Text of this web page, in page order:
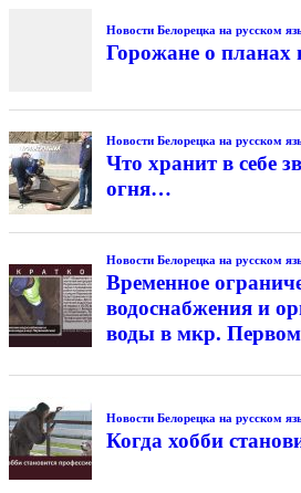
Новости Белорецка на русском
Горожане о планах
Новости Белорецка на русском
Что хранит в себе
огня…
Новости Белорецка на русском
Временное
водоснабжения и
воды в мкр.
Новости Белорецка на русском
Когда хобби